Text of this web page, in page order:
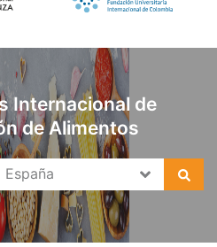
Internacional de
de Alimentos